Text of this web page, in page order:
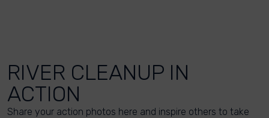
RIVER CLEANUP IN
ACTION
Share your action photos here and inspire others to take